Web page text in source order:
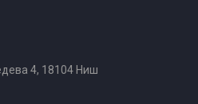
4, 18104 Ниш